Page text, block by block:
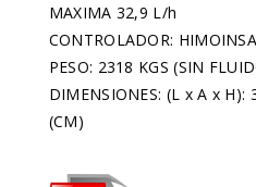
MAXIMA 32,9 L/h
CONTROLADOR:
PESO: 2318 KGS (SIN
DIMENSIONES: (L x A x H):
(CM)